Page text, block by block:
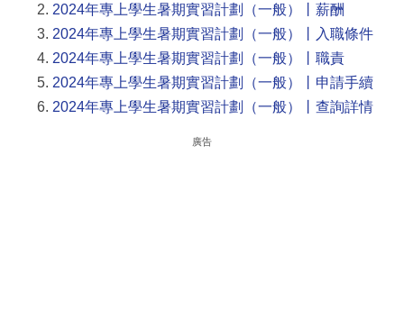
2024年專上學生暑期實習計劃（一般）丨薪酬
2024年專上學生暑期實習計劃（一般）丨入職條件
2024年專上學生暑期實習計劃（一般）丨職責
2024年專上學生暑期實習計劃（一般）丨申請手續
2024年專上學生暑期實習計劃（一般）丨查詢詳情
廣告